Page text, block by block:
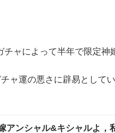
ャによって半年で限定神
ャ運の悪さに辟易として
アンシャル&キシャルよ，